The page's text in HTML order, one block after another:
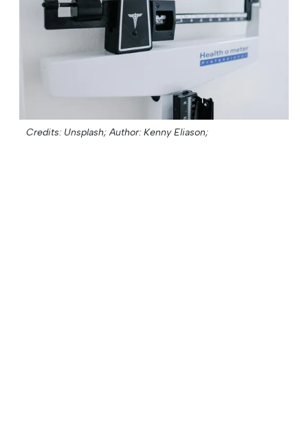
Credits: Unsplash; Author: Kenny Eliason;